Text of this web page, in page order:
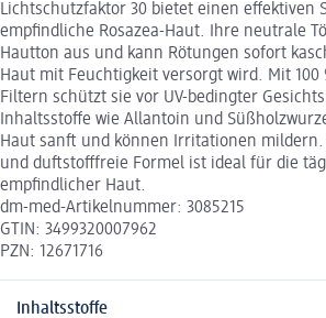
Lichtschutzfaktor 30 bietet einen effektiven
empfindliche Rosazea-Haut. Ihre neutrale
Hautton aus und kann Rötungen sofort
Haut mit Feuchtigkeit versorgt wird. Mit 100
Filtern schützt sie vor UV-bedingter
Inhaltsstoffe wie Allantoin und
Haut sanft und können Irritationen mildern.
und duftstofffreie Formel ist ideal für die
empfindlicher Haut.
dm-med-Artikelnummer: 3085215
GTIN: 3499320007962
PZN: 12671716
Inhaltsstoffe